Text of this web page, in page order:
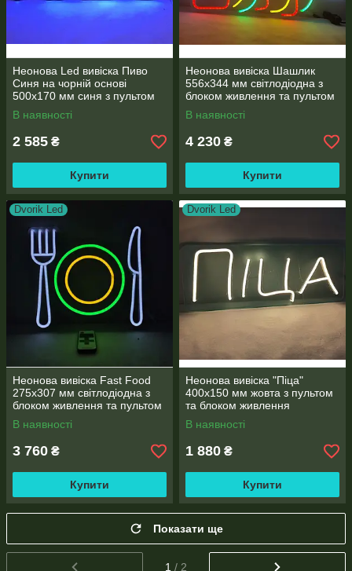
Неонова Led вивіска Пиво
Синя на чорній основі
500х170 мм синя з пультом
та блоком живлення
В наявності
2 585 ₴
Купити
Неонова вивіска Шашлик
556х344 мм світлодіодна з
блоком живлення та пультом
В наявності
4 230 ₴
Купити
Dvorik Led
Неонова вивіска Fast Food
275х307 мм світлодіодна з
блоком живлення та пультом
В наявності
3 760 ₴
Купити
Dvorik Led
Неонова вивіска "Піца"
400х150 мм жовта з пультом
та блоком живлення
В наявності
1 880 ₴
Купити
Показати ще
1 / 2